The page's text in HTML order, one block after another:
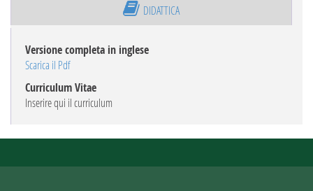
DIDATTICA
Versione completa in inglese
Scarica il Pdf
Curriculum Vitae
Inserire qui il curriculum